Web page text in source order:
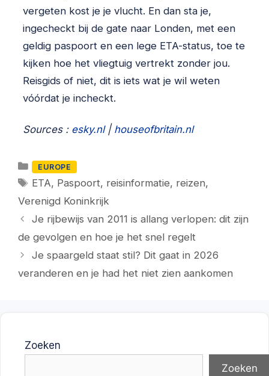
vergeten kost je je vlucht. En dan sta je,
ingecheckt bij de gate naar Londen, met een
geldig paspoort en een lege ETA-status, toe te
kijken hoe het vliegtuig vertrekt zonder jou.
Reisgids of niet, dit is iets wat je wil weten
vóórdat je incheckt.
Sources : esky.nl| houseofbritain.nl
Categorieën
EUROPE
Tags
ETA, Paspoort, reisinformatie, reizen,
Verenigd Koninkrijk
Je rijbewijs van 2011 is allang verlopen: dit zijn
de gevolgen en hoe je het snel regelt
Je spaargeld staat stil? Dit gaat in 2026
veranderen en je had het niet zien aankomen
Zoeken
Zoeken